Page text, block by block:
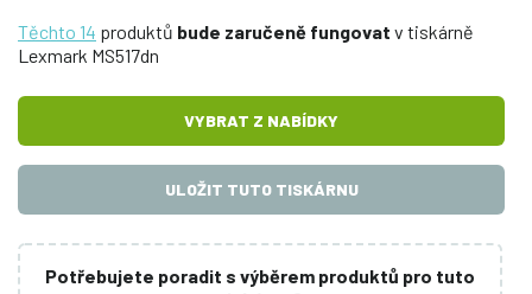
Těchto 14 produktů bude zaručeně fungovat v tiskárně
Lexmark MS517dn
VYBRAT Z NABÍDKY
ULOŽIT TUTO TISKÁRNU
Potřebujete poradit s výběrem produktů pro tuto